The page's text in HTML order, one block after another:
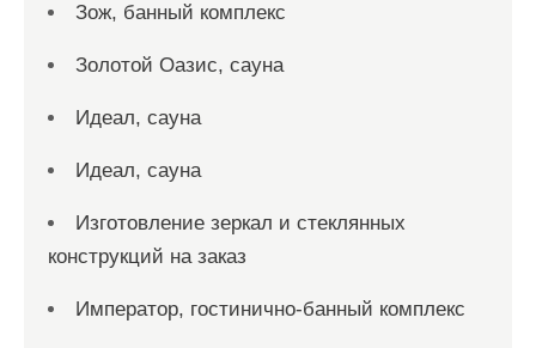
Зож, банный комплекс
Золотой Оазис, сауна
Идеал, сауна
Идеал, сауна
Изготовление зеркал и стеклянных
конструкций на заказ
Император, гостинично-банный комплекс